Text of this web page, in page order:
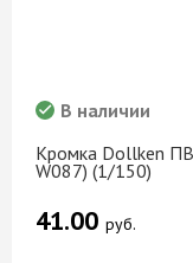
Кромка Dollken
W087) (1/150)
В наличии
41.00 руб.